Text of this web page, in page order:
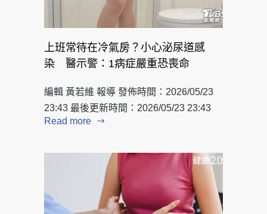
上班常待在冷氣房？小心泌尿道感
染 醫示警：1病症嚴重恐喪命
編輯 黃若維 報導 發佈時間：2026/05/23
23:43 最後更新時間：2026/05/23 23:43
Read more